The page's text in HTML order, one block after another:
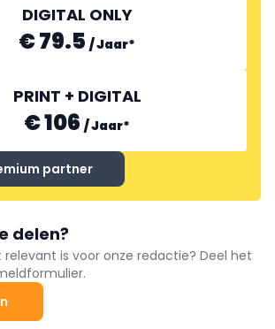
DIGITAL ONLY
€ 79.5 /Jaar*
PRINT + DIGITAL
€ 106 /Jaar*
partner
delen?
relevant is voor onze redactie? Deel het